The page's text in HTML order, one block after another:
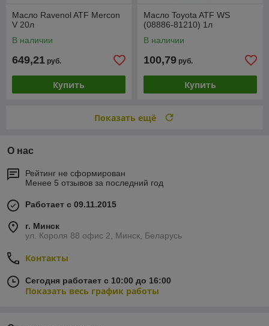
Масло Ravenol ATF Mercon
V 20л
В наличии
649,21 руб.
Купить
Масло Toyota ATF WS
(08886-81210) 1л
В наличии
100,79 руб.
Купить
Показать ещё
О нас
Рейтинг не сформирован
Менее 5 отзывов за последний год
Работает с 09.11.2015
г. Минск
ул. Короля 88 офис 2, Минск, Беларусь
Контакты
Сегодня работает с 10:00 до 16:00
Показать весь график работы